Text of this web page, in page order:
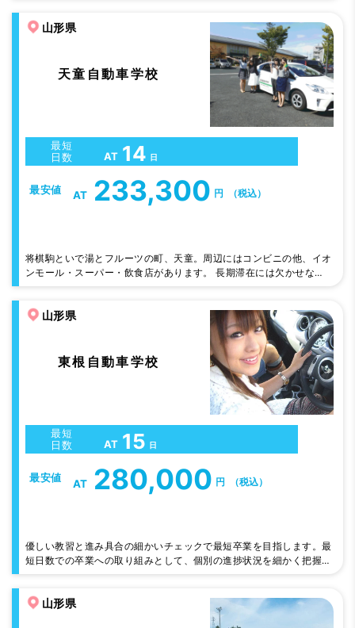
山形県
天童自動車学校
最短
日数
AT 14 日
最安値 AT 233,300 円 （税込）
将棋駒といで湯とフルーツの町、天童。周辺にはコンビニの他、イオ
ンモール・スーパー・飲食店があります。 長期滞在には欠かせない
振舞うイベントも開催しています。
山形県
東根自動車学校
最短
日数
AT 15 日
最安値 AT 280,000 円 （税込）
優しい教習と進み具合の細かいチェックで最短卒業を目指します。最
短日数での卒業への取り組みとして、個別の進捗状況を細かく把握し
にコンビニやイオンもあり、ファーストフードなども豊富。ドラッグ
や家電、ユニクロなどなど合宿には便利な環境です。
山形県